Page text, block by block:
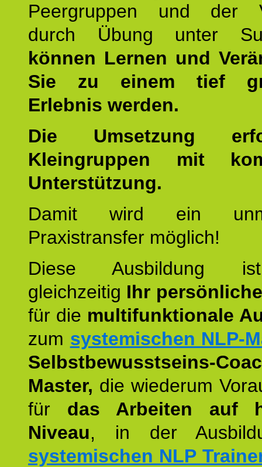
Peergruppen und der
durch Übung unter
können Lernen und
Sie zu einem tief
Erlebnis werden.
Die Umsetzung
Kleingruppen mit
Unterstützung.
Damit wird ein
Praxistransfer möglich!
Diese Ausbildung
gleichzeitig Ihr
für die multifunktionale
zum systemischen NLP-
Selbstbewusstseins-
Master, die wiederum
für das Arbeiten auf
Niveau, in der
systemischen NLP